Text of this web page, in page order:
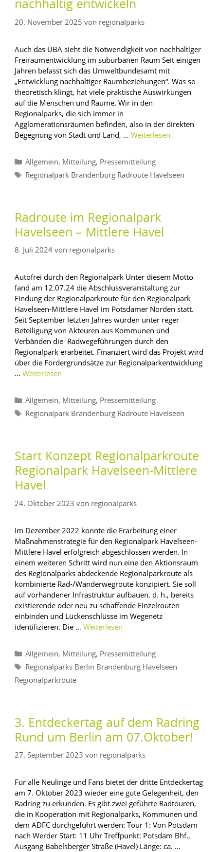
nachhaltig entwickeln
20. November 2025 von regionalparks
Auch das UBA sieht die Notwendigkeit von nachhaltiger
Freiraumentwicklung im suburbanen Raum Seit einigen
Jahren befasst sich das Umweltbundesamt mit
„Entwicklung nachhaltiger Raumbeziehungen“. Was so
theoretisch klingt, hat viele praktische Auswirkungen
auf die Menschen und Räume. Wir in den
Regionalparks, die sich immer in
Agglomerationsräumen befinden, also in der direkten
Begegnung von Stadt und Land, … Weiterlesen
Allgemein, Mitteilung, Pressemitteilung
Regionalpark Brandenburg Radroute Havelseen
Radroute im Regionalpark
Havelseen – Mittlere Havel
8. Juli 2024 von regionalparks
Autofrei durch den Regionalpark Unter diesem Motto
fand am 12.07.24 die Abschlussveranstaltung zur
Findung der Regionalparkroute für den Regionalpark
Havelseen-Mittlere Havel im Potsdamer Norden statt.
Seit September letzten Jahres wurden unter reger
Beteiligung von Akteuren aus Kommunen und
Verbänden die Radwegeführungen durch den
Regionalpark erarbeitet. Finanziert wird das Projekt wird
über die Fördergrundsätze zur Regionalparkentwicklung
… Weiterlesen
Allgemein, Mitteilung, Pressemitteilung
Regionalpark Brandenburg Radroute Havelseen
Start Konzept Regionalparkroute
Regionalpark Havelseen-Mittlere
Havel
24. Oktober 2023 von regionalparks
Im Dezember 2022 konnte die Erarbeitung einer
Maßnahmenstrategie für den Regionalpark Havelseen-
Mittlere Havel erfolgreich abgeschlossen werden. In
einem weiteren Schritt wird nun eine den Aktionsraum
des Regionalparks abdeckende Regionalparkroute als
kombinierte Rad-/Wanderwegroute konzipiert. Sie soll
auf vorhandener Infrastruktur aufbauen, d. h., bereits
existierende oder neu zu schaffende Einzelrouten
einbinden und Lückenschlüsse im Wegenetz
identifizieren. Die … Weiterlesen
Allgemein, Mitteilung, Pressemitteilung
Regionalparks Berlin Brandenburg Havelseen
Regionalparkroute
3. Entdeckertag auf dem Radring
Rund um Berlin am 07.Oktober!
27. September 2023 von regionalparks
Für alle Neulinge und Fans bietet der dritte Entdeckertag
am 7. Oktober 2023 wieder eine gute Gelegenheit, den
Radring zu erkunden. Es gibt zwei geführte Radtouren,
die in Kooperation mit Regionalparks, Kommunen und
dem ADFC durchgeführt werden: Tour 1: Von Potsdam
nach Werder Start: 11 Uhr Treffpunkt: Potsdam Bhf.,
Ausgang Babelsberger Straße (Havel) Länge: ca. …